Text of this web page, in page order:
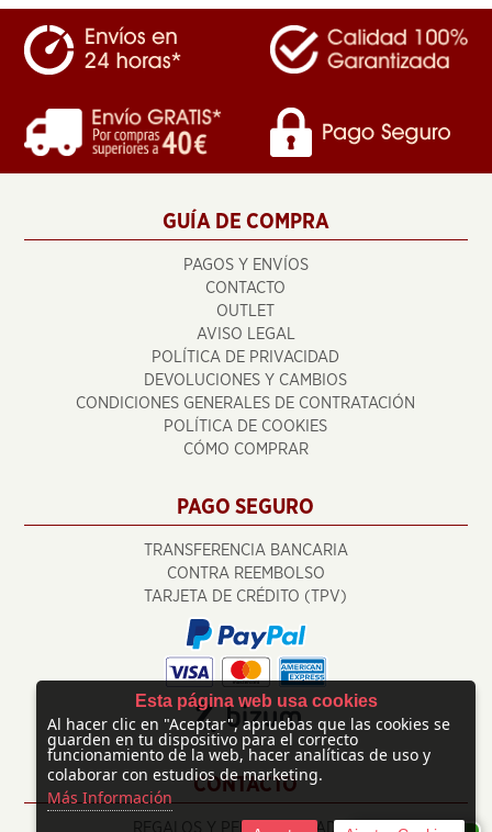
GUÍA DE COMPRA
PAGOS Y ENVÍOS
CONTACTO
OUTLET
AVISO LEGAL
POLÍTICA DE PRIVACIDAD
DEVOLUCIONES Y CAMBIOS
CONDICIONES GENERALES DE CONTRATACIÓN
POLÍTICA DE COOKIES
CÓMO COMPRAR
PAGO SEGURO
TRANSFERENCIA BANCARIA
CONTRA REEMBOLSO
TARJETA DE CRÉDITO (TPV)
CONTACTO
REGALOS Y PERSONALIZADOS
Esta página web usa cookies
Al hacer clic en "Aceptar", apruebas que las cookies se
guarden en tu dispositivo para el correcto
funcionamiento de la web, hacer analíticas de uso y
colaborar con estudios de marketing.
Más Información